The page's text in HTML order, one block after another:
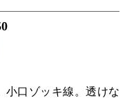
小口ゾッキ線。透けな